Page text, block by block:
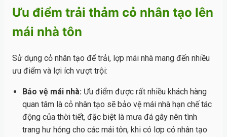
Ưu điểm trải thảm cỏ nhân tạo lên
mái nhà tôn
Sử dụng cỏ nhân tạo để trải, lợp mái nhà mang đến nhiều
ưu điểm và lợi ích vượt trội:
Bảo vệ mái nhà: Ưu điểm được rất nhiều khách hàng
quan tâm là cỏ nhân tạo sẽ bảo vệ mái nhà hạn chế tác
động của thời tiết, đặc biệt là mưa đá gây nên tình
trang hư hỏng cho các mái tôn, khi có lơp cỏ nhân tạo